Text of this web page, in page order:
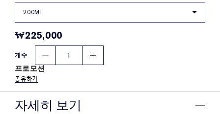
200ML
₩225,000
개수
1
프로모션
공유하기
자세히 보기